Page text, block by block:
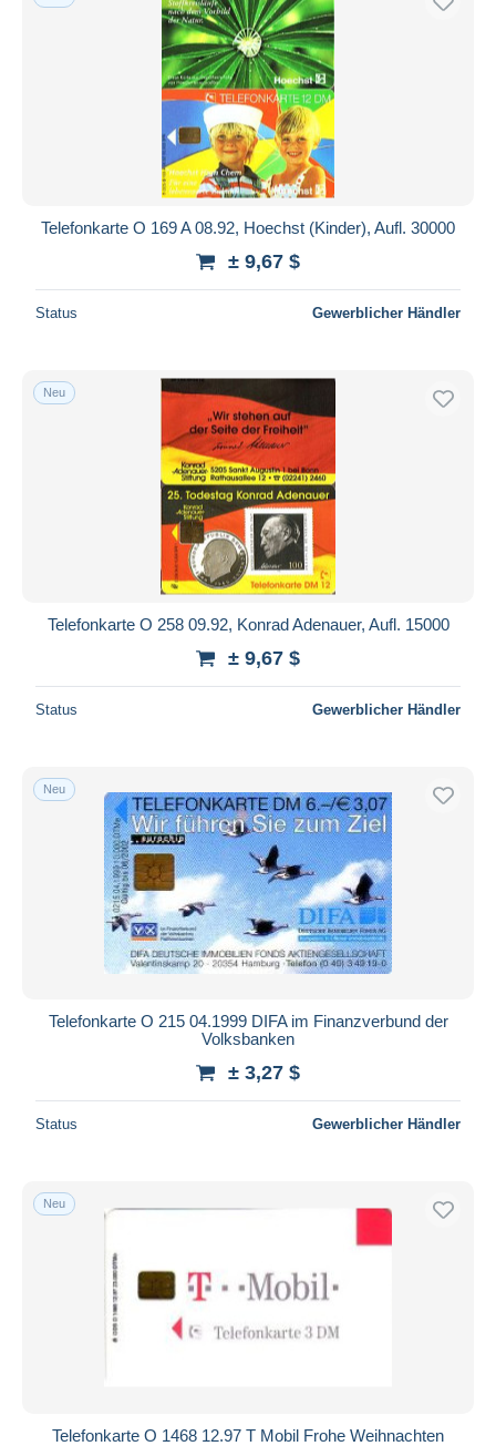
Telefonkarte O 169 A 08.92, Hoechst (Kinder), Aufl. 30000
± 9,67 $
Status Gewerblicher Händler
Neu
Telefonkarte O 258 09.92, Konrad Adenauer, Aufl. 15000
± 9,67 $
Status Gewerblicher Händler
Neu
Telefonkarte O 215 04.1999 DIFA im Finanzverbund der
Volksbanken
± 3,27 $
Status Gewerblicher Händler
Neu
Telefonkarte O 1468 12.97 T Mobil Frohe Weihnachten